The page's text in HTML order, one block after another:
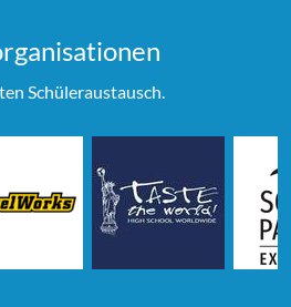
Schüleraustausch.